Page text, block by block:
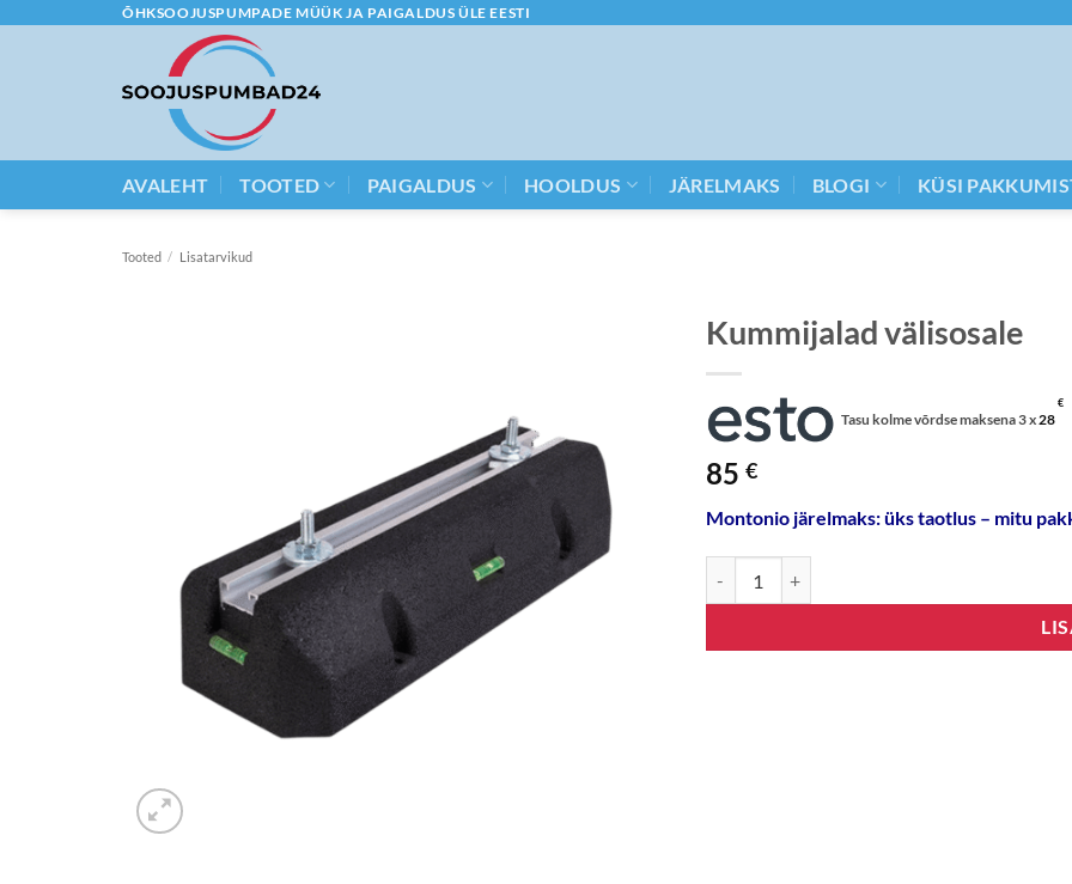
ÕHKSOOJUSPUMPADE MÜÜK JA PAIGALDUS ÜLE EESTI
AVALEHT TOOTED PAIGALDUS HOOLDUS JÄRELMAKS BLOGI KÜSI
Tooted / Lisatarvikud
Kummijalad välisosale
Tasu kolme võrdse maksena 3 x 28
€
85 €
Montonio järelmaks: üks taotlus – mitu